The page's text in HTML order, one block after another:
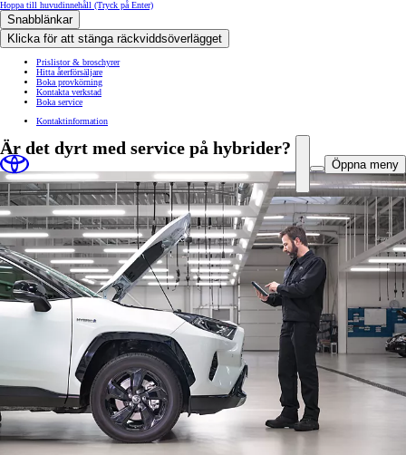
Hoppa till huvudinnehåll (Tryck på Enter)
Snabblänkar
Klicka för att stänga räckviddsöverlägget
Prislistor & broschyrer
Hitta återförsäljare
Boka provkörning
Kontakta verkstad
Boka service
Kontaktinformation
Öppna meny
Är det dyrt med service på hybrider?